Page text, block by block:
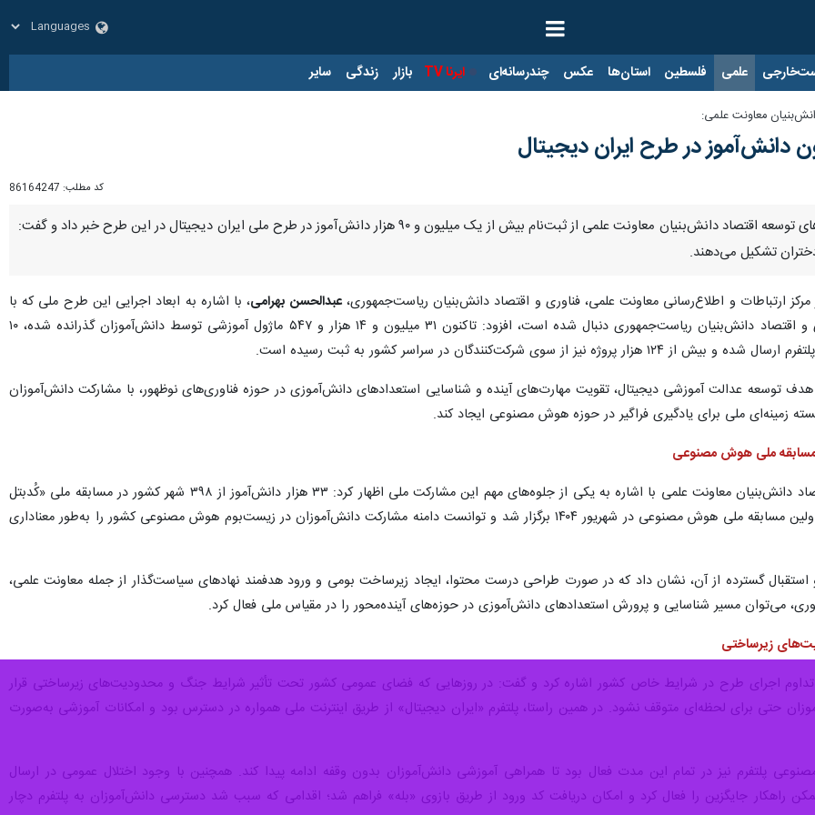
علمی فلسطین استان‌ها عکس چندرسانه‌ای ایرنا TV بازار زندگی سایر
معاونت علمی:
دانش‌آموز در طرح ایران دیجیتال
کد مطلب: 86164247